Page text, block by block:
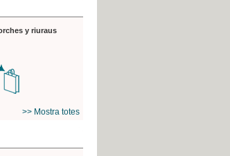
y riuraus
>> Mostra totes